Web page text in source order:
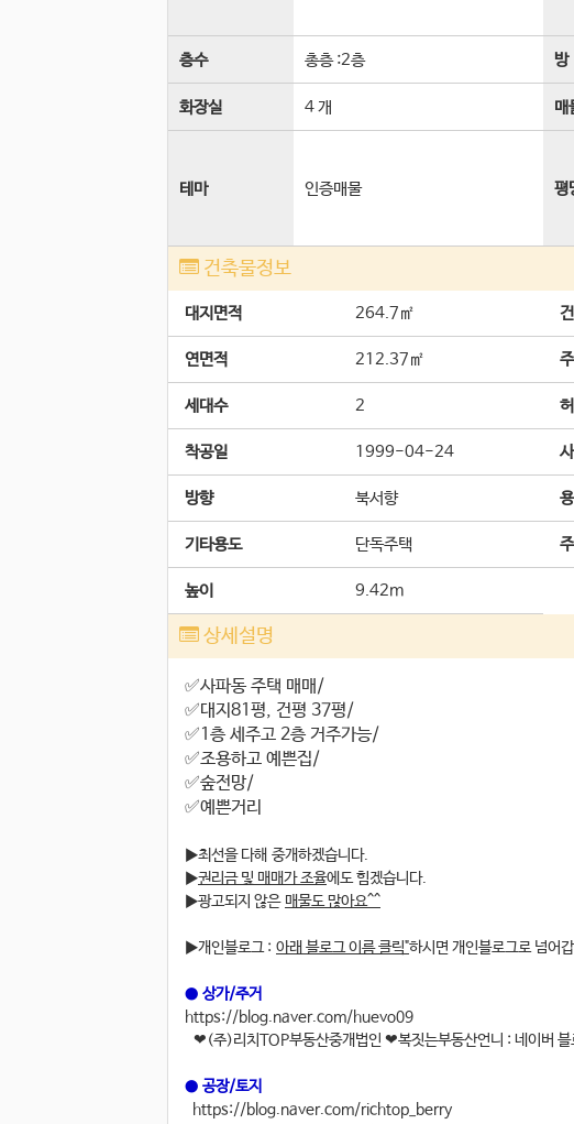
층수 총층 :2층 방
화장실 4 개 매
테마 인증매물 평
건축물정보
대지면적 264.7㎡
연면적 212.37㎡
세대수 2
착공일 1999-04-24
방향 북서향
기타용도 단독주택
높이 9.42m
상세설명
✅️사파동 주택 매매/
✅️대지81평, 건평 37평/
✅️1층 세주고 2층 거주가능/
✅️조용하고 예쁜집/
✅️숲전망/
✅️예쁜거리
▶최선을 다해 중개하겠습니다.
▶권리금 및 매매가 조율에도 힘겠습니다.
▶ 광고되지 않은 매물도 많아요^^
▶개인블로그 : 아래 블로그 이름 클릭"하시면 개인블로그로 넘어
● 상가/주거
https://blog.naver.com/huevo09
❤(주)리치TOP부동산중개법인 ❤복짓는부동산언니 : 네이버 블
● 공장/토지
https://blog.naver.com/richtop_berry